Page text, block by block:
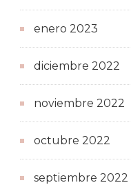
enero 2023
diciembre 2022
noviembre 2022
octubre 2022
septiembre 2022